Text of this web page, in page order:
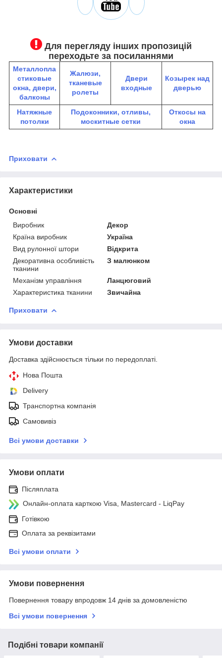
Для перегляду інших пропозицій
переходьте за посиланнями
Металлопла
стиковые
окна, двери,
балконы
Жалюзи,
тканевые
ролеты
Двери
входные
Козырек над
дверью
Натяжные
потолки
Подоконники, отливы,
москитные сетки
Откосы на
окна
Приховати
Характеристики
Основні
Виробник
Декор
Країна виробник
Україна
Вид рулонної штори
Відкрита
Декоративна особливість
тканини
З малюнком
Механізм управління
Ланцюговий
Характеристика тканини
Звичайна
Приховати
Умови доставки
Доставка здійснюється тільки по передоплаті.
Нова Пошта
Delivery
Транспортна компанія
Самовивіз
Всі умови доставки
Умови оплати
Післяплата
Онлайн-оплата карткою Visa, Mastercard - LiqPay
Готівкою
Оплата за реквізитами
Всі умови оплати
Умови повернення
Повернення товару впродовж 14 днів за домовленістю
Всі умови повернення
Подібні товари компанії